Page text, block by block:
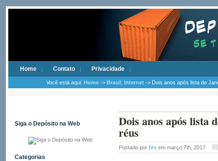
Home Contato Privacidade
Você está aqui: Home -> Brasil Internet -> Dois anos após lista de
Siga o Depósito na Web
Categorias
Dois anos após lista
réus
Postado por hrs em março 7th, 2017